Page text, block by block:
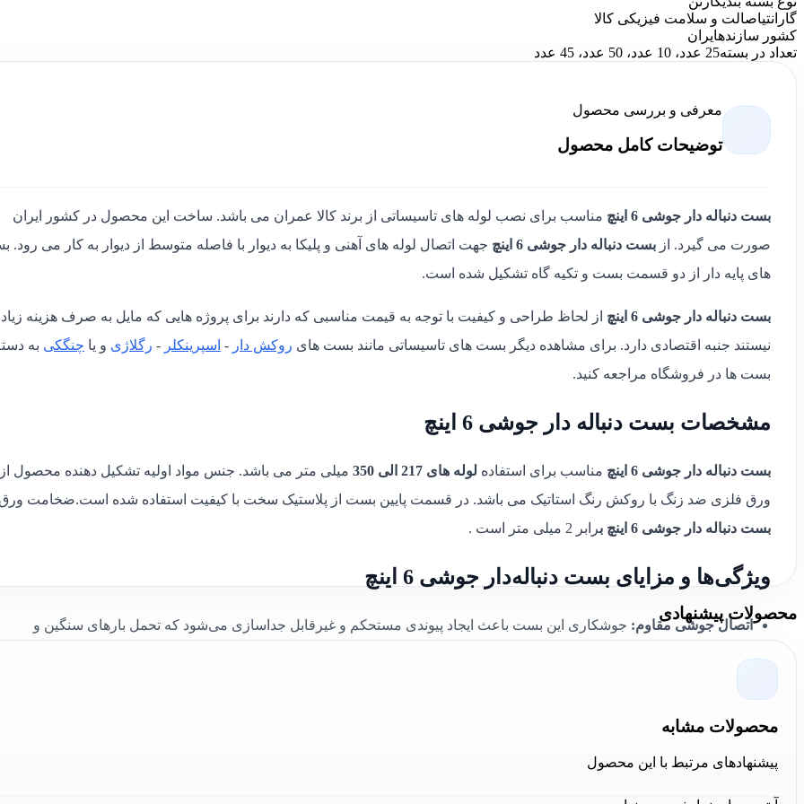
گارانتیاصالت و سلامت فیزیکی کالا
کشور سازندهایران
تعداد در بسته25 عدد، 10 عدد، 50 عدد، 45 عدد
معرفی و بررسی محصول
توضیحات کامل محصول
بست دنباله دار جوشی 6 اینچ مناسب برای نصب لوله های تاسیساتی از برند کالا عمران می باشد. ساخت این محصول در کشور ایران
صورت می گیرد. از بست دنباله دار جوشی 6 اینچ
جهت اتصال لوله های آهنی و پلیکا به دیوار با فاصله متوسط از دیوار به کار می رود.
های پایه دار از دو قسمت بست و تکیه گاه تشکیل شده است.
بست دنباله دار جوشی 6 اینچ
از لحاظ طراحی و کیفیت با توجه به قیمت مناسبی که دارند برای پروژه هایی که مایل به صرف هزینه زیاد
نیستند جنبه اقتصادی دارد. برای مشاهده دیگر بست های تاسیساتی مانند بست های روکش دار - اسپرینکلر - رگلاژی و یا چنگکی به
بست ها در فروشگاه مراجعه کنید.
مشخصات بست دنباله دار جوشی 6 اینچ
بست دنباله دار جوشی 6 اینچ مناسب برای استفاده لوله های 217 الی 350
میلی متر می باشد. جنس مواد اولیه تشکیل دهنده محصول از
ورق فلزی ضد زنگ با روکش رنگ استاتیک می باشد. در قسمت پایین بست از پلاستیک سخت با کیفیت استفاده شده است.ضخامت
بست دنباله دار جوشی 6 اینچ ب
رابر 2 میلی متر است .
ویژگی‌ها و مزایای بست دنباله‌دار جوشی 6 اینچ
اتصال جوشی مقاوم: جوشکاری این بست باعث ایجاد پیوندی مستحکم و غیرقابل جداسازی می‌شود که تحمل بارهای سنگین و
ابعاد استاندارد:
می‌کند.
نامناسب مقاوم می‌سازد.
محصولات پیشنهادی
محصولات مشابه
پیشنهادهای مرتبط با این محصول